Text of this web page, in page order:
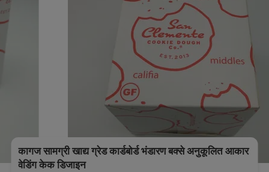
कागज सामग्री खाद्य ग्रेड कार्डबोर्ड भंडारण बक्से अनुकूलित आकार
वेडिंग केक डिजाइन